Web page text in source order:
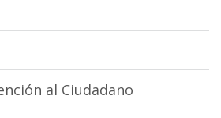
al Ciudadano